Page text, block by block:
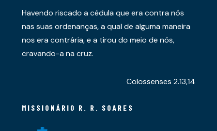
Havendo riscado a cédula que era contra nós
nas suas ordenanças, a qual de alguma maneira
nos era contrária, e a tirou do meio de nós,
cravando-a na cruz.
Colossenses 2.13,14
MISSIONÁRIO R. R. SOARES